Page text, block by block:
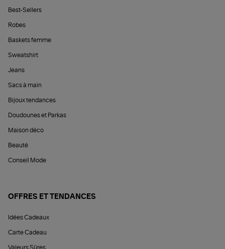
Best-Sellers
Robes
Baskets femme
Sweatshirt
Jeans
Sacs à main
Bijoux tendances
Doudounes et Parkas
Maison déco
Beauté
Conseil Mode
OFFRES ET TENDANCES
Idées Cadeaux
Carte Cadeau
Valeurs Sûres